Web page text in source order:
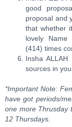
good
proposal and
that whether
lovely Name
(414) times
Insha
sources in
*Important Note:
have got periods/
one more Thrusday
12 Thursdays.